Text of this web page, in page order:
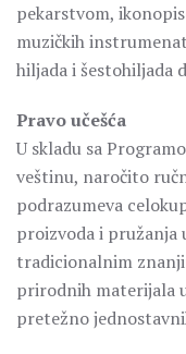
pekarstvom,
muzičkih
hiljada i šestohiljada
Pravo učešća
U skladu sa
veštinu, naročito
podrazumeva
proizvoda i pružanja
tradicionalnim
prirodnih materijala
pretežno